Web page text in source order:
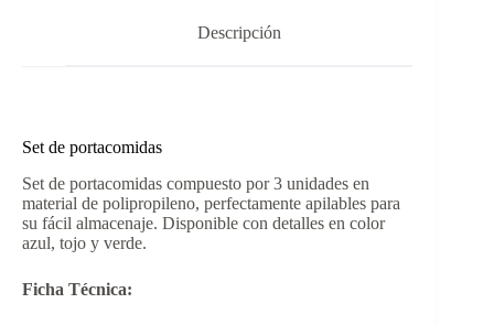
Descripción
Set de portacomidas
Set de portacomidas compuesto por 3 unidades en
material de polipropileno, perfectamente apilables para
su fácil almacenaje. Disponible con detalles en color
azul, tojo y verde.
Ficha Técnica: